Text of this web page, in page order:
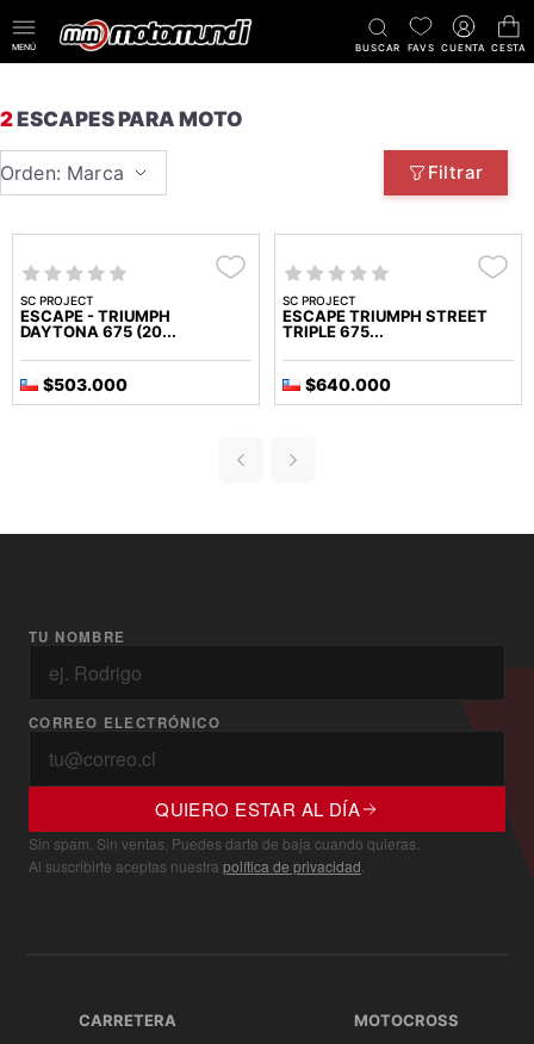
MENÚ BUSCAR FAVS CUENTA CESTA
2ESCAPES PARA MOTO
Orden: Marca Filtrar
SC PROJECT
ESCAPE - TRIUMPH
DAYTONA 675 (20...
$503.000
SC PROJECT
ESCAPE TRIUMPH STREET
TRIPLE 675...
$640.000
TU NOMBRE
CORREO ELECTRÓNICO
QUIERO ESTAR AL DÍA
Sin spam. Sin ventas. Puedes darte de baja cuando quieras.
Al suscribirte aceptas nuestra política de privacidad.
CARRETERA MOTOCROSS